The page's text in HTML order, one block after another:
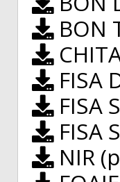
BON
FISA
FISA
FISA
NIR